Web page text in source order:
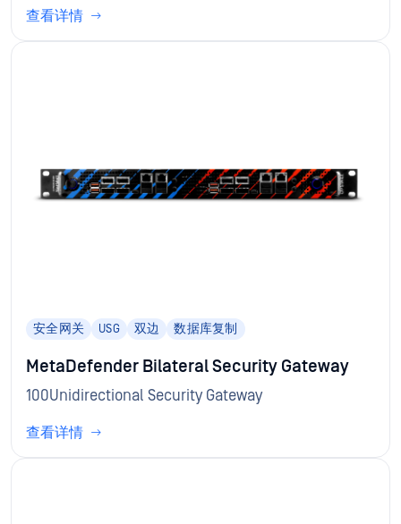
查看详情
安全网关 USG 双边 数据库复制
MetaDefender Bilateral Security Gateway
100Unidirectional Security Gateway
查看详情